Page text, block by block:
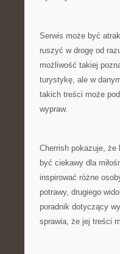
Serwis może być
ruszyć w drogę od
możliwość takiej
turystykę, ale w
takich treści może
wypraw.
Cherrish pokazuje,
być ciekawy dla
inspirować różne
potrawy, drugiego
poradnik dotyczący
sprawia, że jej treści